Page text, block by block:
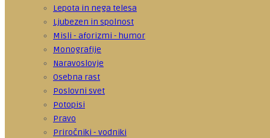
Lepota in nega telesa
Ljubezen in spolnost
Misli - aforizmi - humor
Monografije
Naravoslovje
Osebna rast
Poslovni svet
Potopisi
Pravo
Priročniki - vodniki